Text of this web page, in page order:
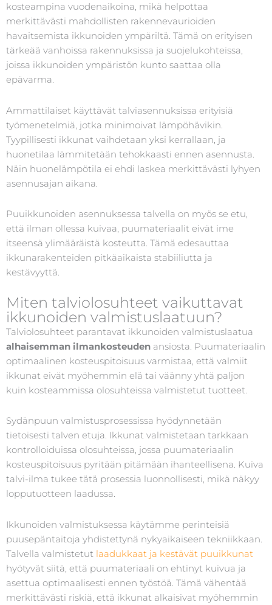
kosteampina vuodenaikoina, mikä helpottaa
merkittävästi mahdollisten rakennevaurioiden
havaitsemista ikkunoiden ympäriltä. Tämä on erityisen
tärkeää vanhoissa rakennuksissa ja suojelukohteissa,
joissa ikkunoiden ympäristön kunto saattaa olla
epävarma.
Ammattilaiset käyttävät talviasennuksissa erityisiä
työmenetelmiä, jotka minimoivat lämpöhävikin.
Tyypillisesti ikkunat vaihdetaan yksi kerrallaan, ja
huonetilaa lämmitetään tehokkaasti ennen asennusta.
Näin huonelämpötila ei ehdi laskea merkittävästi lyhyen
asennusajan aikana.
Puuikkunoiden asennuksessa talvella on myös se etu,
että ilman ollessa kuivaa, puumateriaalit eivät ime
itseensä ylimääräistä kosteutta. Tämä edesauttaa
ikkunarakenteiden pitkäaikaista stabiiliutta ja
kestävyyttä.
Miten talviolosuhteet vaikuttavat
ikkunoiden valmistuslaatuun?
Talviolosuhteet parantavat ikkunoiden valmistuslaatua
alhaisemman ilmankosteuden ansiosta. Puumateriaalin
optimaalinen kosteuspitoisuus varmistaa, että valmiit
ikkunat eivät myöhemmin elä tai väänny yhtä paljon
kuin kosteammissa olosuhteissa valmistetut tuotteet.
Sydänpuun valmistusprosessissa hyödynnetään
tietoisesti talven etuja. Ikkunat valmistetaan tarkkaan
kontrolloiduissa olosuhteissa, jossa puumateriaalin
kosteuspitoisuus pyritään pitämään ihanteellisena. Kuiva
talvi-ilma tukee tätä prosessia luonnollisesti, mikä näkyy
lopputuotteen laadussa.
Ikkunoiden valmistuksessa käytämme perinteisiä
puusepäntaitoja yhdistettynä nykyaikaiseen tekniikkaan.
Talvella valmistetut laadukkaat ja kestävät puuikkunat
hyötyvät siitä, että puumateriaali on ehtinyt kuivua ja
asettua optimaalisesti ennen työstöä. Tämä vähentää
merkittävästi riskiä, että ikkunat alkaisivat myöhemmin